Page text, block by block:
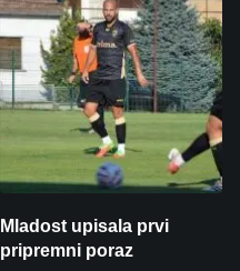
Mladost upisala prvi
pripremni poraz